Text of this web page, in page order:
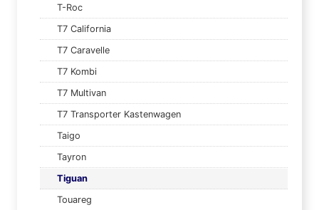
T-Roc
T7 California
T7 Caravelle
T7 Kombi
T7 Multivan
T7 Transporter Kastenwagen
Taigo
Tayron
Tiguan
Touareg